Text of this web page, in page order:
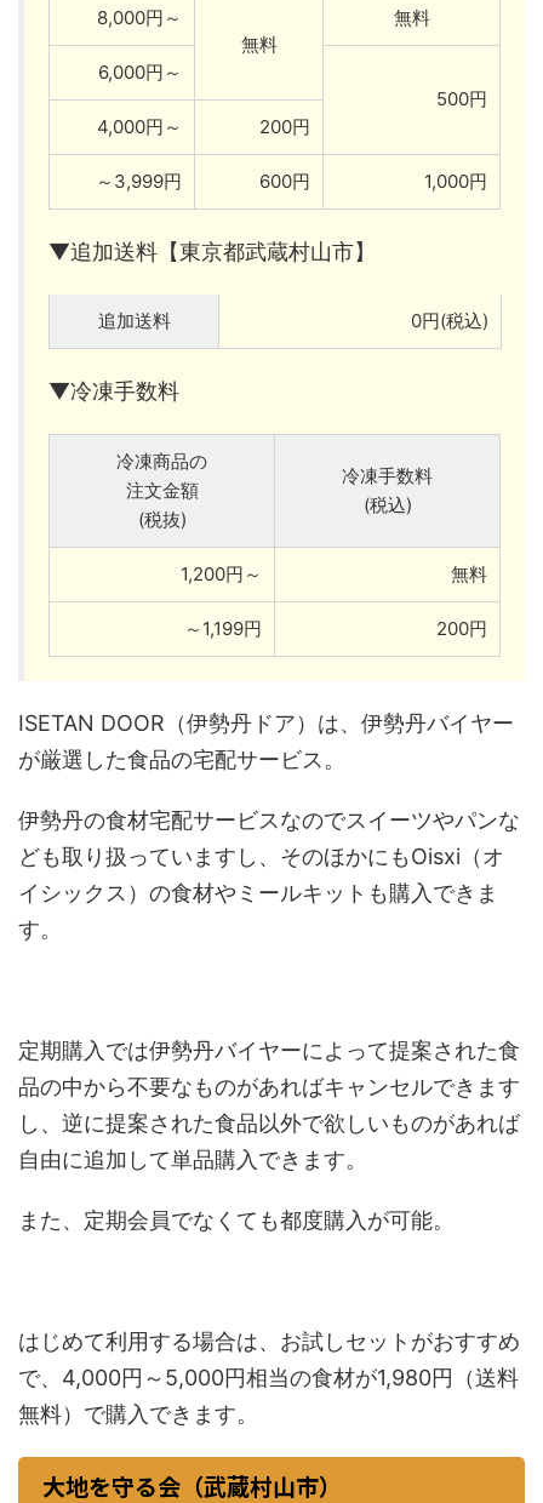
8,000円～
無料
無料
6,000円～
500円
4,000円～
200円
～3,999円 600円 1,000円
▼追加送料【東京都武蔵村山市】
追加送料 0円(税込)
▼冷凍手数料
冷凍商品の
注文金額
(税抜)
冷凍手数料
(税込)
1,200円～ 無料
～1,199円 200円
ISETAN DOOR（伊勢丹ドア）は、伊勢丹バイヤー
が厳選した食品の宅配サービス。
伊勢丹の食材宅配サービスなのでスイーツやパンな
ども取り扱っていますし、そのほかにもOisxi（オ
イシックス）の食材やミールキットも購入できま
す。
定期購入では伊勢丹バイヤーによって提案された食
品の中から不要なものがあればキャンセルできます
し、逆に提案された食品以外で欲しいものがあれば
自由に追加して単品購入できます。
また、定期会員でなくても都度購入が可能。
はじめて利用する場合は、お試しセットがおすすめ
で、4,000円～5,000円相当の食材が1,980円（送料
無料）で購入できます。
大地を守る会（武蔵村山市）